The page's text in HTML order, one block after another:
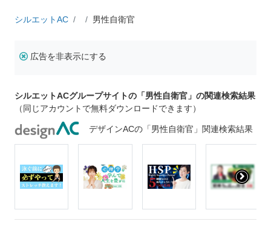
シルエットAC 男性自衛官
広告を非表示にする
シルエットACグループサイトの「男性自衛官」の関連検索結果
（同じアカウントで無料ダウンロードできます）
デザインACの「男性自衛官」関連検索結果